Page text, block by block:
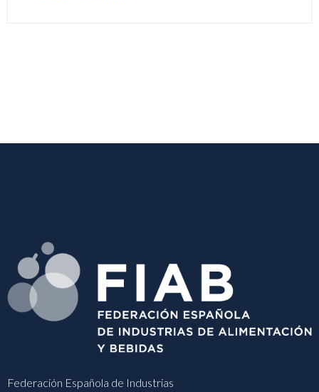
Federación Española de Industrias